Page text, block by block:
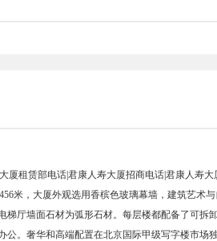
厦租赁部电话|君康人寿大厦招商电话|君康人寿
米，大厦外观选用香槟色玻璃幕墙，建筑艺术
梯厅墙面石材为弧形石材。每层楼都配备了可拆
公。奢华和高端配置在北京国际甲级写字楼市场